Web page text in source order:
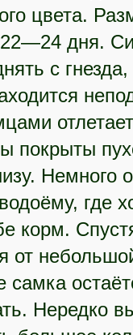
цвета.
дня.
с
покрыты
Немного
где
корм.
от
Нередко